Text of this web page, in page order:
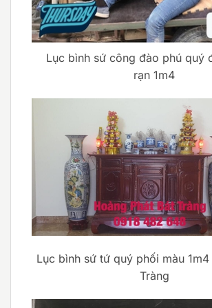
Lục bình sứ công đào phú quý
rạn 1m4
Lục bình sứ tứ quý phối màu
Tràng